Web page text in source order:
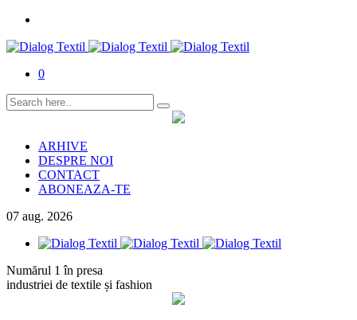
0
ARHIVE
DESPRE NOI
CONTACT
ABONEAZA-TE
07 aug. 2026
Numărul 1 în presa
industriei de textile și fashion